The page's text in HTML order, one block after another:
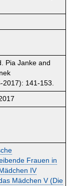
Pia Janke and
141-153.
Frauen in
IV
Mädchen V (Die